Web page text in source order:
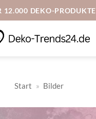
12.000 DEKO-PRODUKTE
Start » Bilder